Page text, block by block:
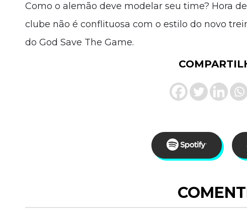
Como o alemão deve modelar seu time? Hora
clube não é conflituosa com o estilo do novo
do God Save The Game.